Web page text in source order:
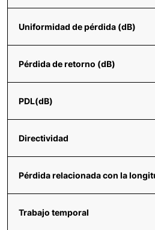
Uniformidad de pérdida (dB)
Pérdida de retorno (dB)
PDL(dB)
Directividad
Pérdida relacionada con la
Trabajo temporal